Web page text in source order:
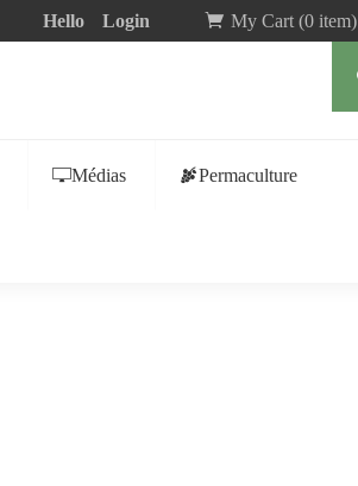
Hello Login My Cart (0 item)
Médias Permaculture